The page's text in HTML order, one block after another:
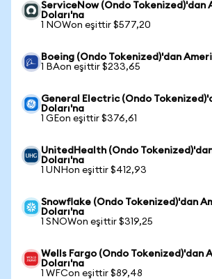
ServiceNow (Ondo Tokenized)'dan
Doları'na
1 NOWon eşittir $577,20
Boeing (Ondo Tokenized)'dan
1 BAon eşittir $233,65
General Electric (Ondo
Doları'na
1 GEon eşittir $376,61
UnitedHealth (Ondo
Doları'na
1 UNHon eşittir $412,93
Snowflake (Ondo Tokenized)'dan
Doları'na
1 SNOWon eşittir $319,25
Wells Fargo (Ondo Tokenized)'dan
Doları'na
1 WFCon eşittir $89,48